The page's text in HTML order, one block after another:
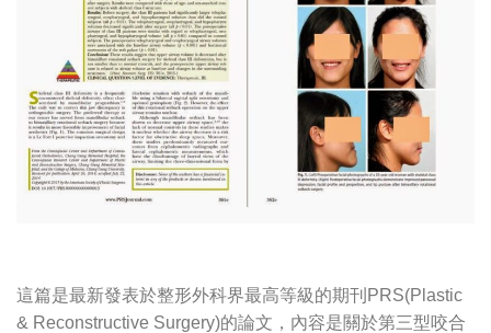
這篇是最新發表於整形外科界最高等級的期刊PRS(Plastic
& Reconstructive Surgery)的論文，內容是關於第三型咬合